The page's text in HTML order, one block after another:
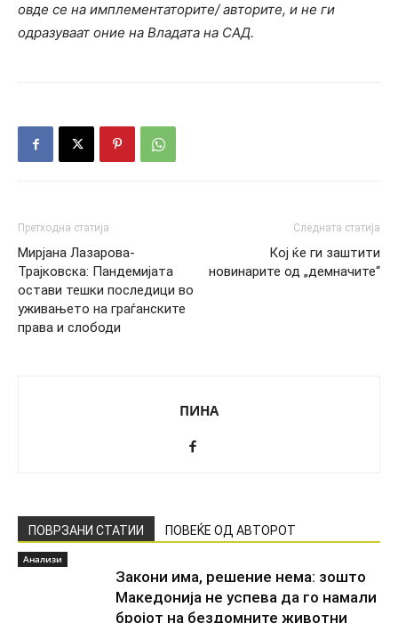
овде се на имплементаторите/ авторите, и не ги
одразуваат оние на Владата на САД.
Претходна статија
Мирјана Лазарова-
Трајковска: Пандемијата
остави тешки последици во
уживањето на граѓанските
права и слободи
Следната статија
Кој ќе ги заштити
новинарите од „демначите“
ПИНА
ПОВРЗАНИ СТАТИИ ПОВЕЌЕ ОД АВТОРОТ
Анализи
Закони има, решение нема: зошто
Македонија не успева да го намали
бројот на бездомните животни